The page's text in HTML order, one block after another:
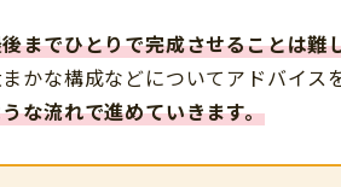
までひとりで完成させることは難
かな構成などについてアドバイス
な流れで進めていきます。